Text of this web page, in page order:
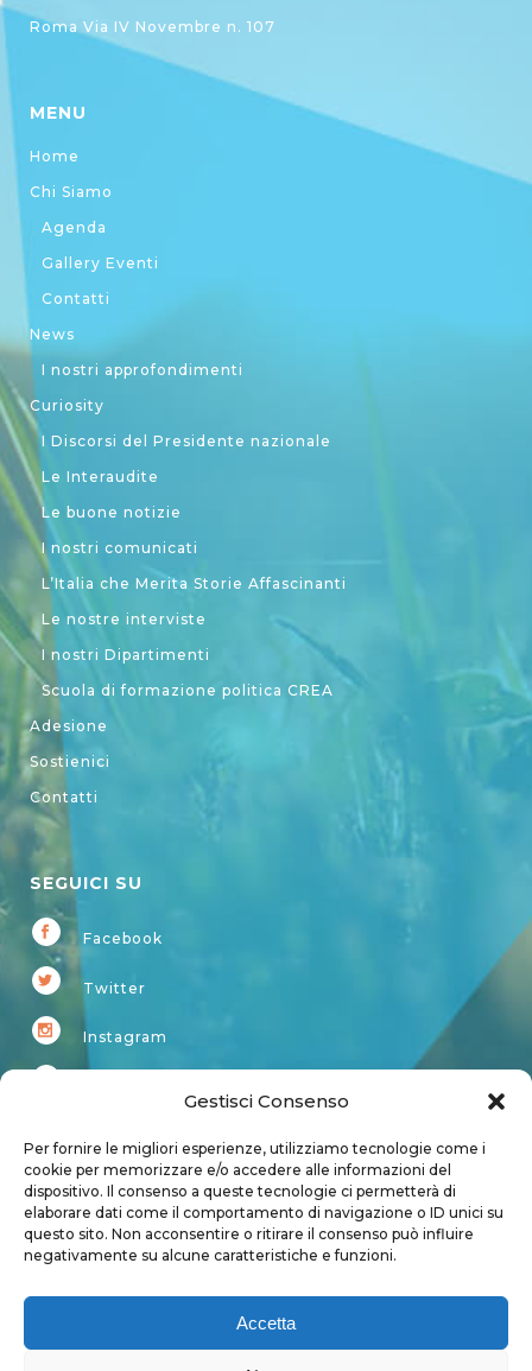
Gestisci Consenso
Per fornire le migliori esperienze, utilizziamo tecnologie come i
cookie per memorizzare e/o accedere alle informazioni del
dispositivo. Il consenso a queste tecnologie ci permetterà di
elaborare dati come il comportamento di navigazione o ID unici su
questo sito. Non acconsentire o ritirare il consenso può influire
negativamente su alcune caratteristiche e funzioni.
Accetta
Roma Via IV Novembre n. 107
MENU
Home
Chi Siamo
Agenda
Gallery Eventi
Contatti
News
I nostri approfondimenti
Curiosity
I Discorsi del Presidente nazionale
Le Interaudite
Le buone notizie
I nostri comunicati
L’Italia che Merita Storie Affascinanti
Le nostre interviste
I nostri Dipartimenti
Scuola di formazione politica CREA
Adesione
Sostienici
Contatti
SEGUICI SU
Facebook
Twitter
Instagram
Account
Login